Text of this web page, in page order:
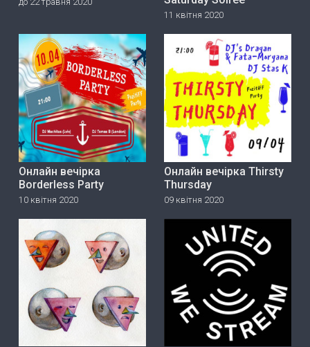
11 квітня 2020
Онлайн вечірка
Borderless Party
10 квітня 2020
Онлайн вечірка Thirsty
Thursday
09 квітня 2020